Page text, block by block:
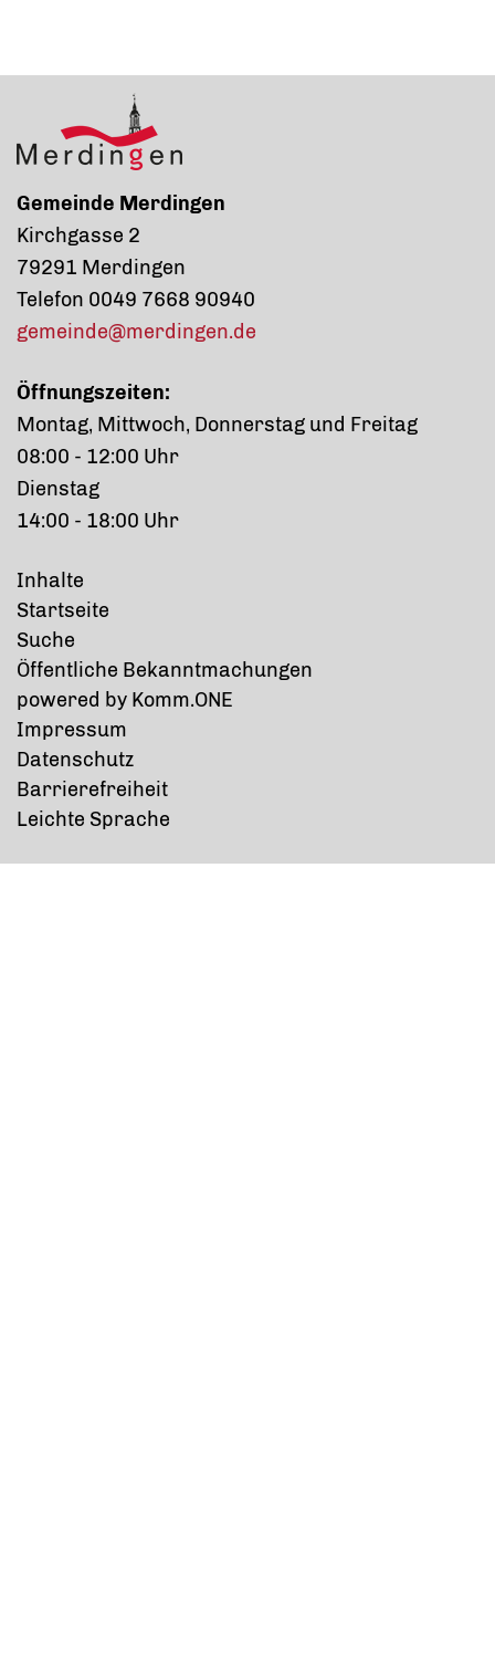
Gemeinde Merdingen
Kirchgasse 2
79291 Merdingen
Telefon 0049 7668 90940
gemeinde@merdingen.de
Öffnungszeiten:
Montag, Mittwoch, Donnerstag und Freitag
08:00 - 12:00 Uhr
Dienstag
14:00 - 18:00 Uhr
Inhalte
Startseite
Suche
Öffentliche Bekanntmachungen
powered by Komm.ONE
Impressum
Datenschutz
Barrierefreiheit
Leichte Sprache